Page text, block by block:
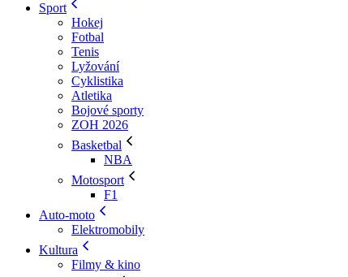
Sport
Hokej
Fotbal
Tenis
Lyžování
Cyklistika
Atletika
Bojové sporty
ZOH 2026
Basketbal
NBA
Motosport
F1
Auto-moto
Elektromobily
Kultura
Filmy & kino